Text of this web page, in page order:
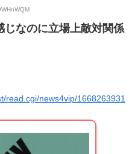
じなのに立場上敵対関係
read.cgi/news4vip/1668263931